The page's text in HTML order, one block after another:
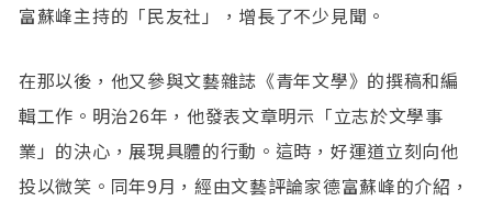
富蘇峰主持的「民友社」，增長了不少見聞。
在那以後，他又參與文藝雜誌《青年文學》的撰稿和編
輯工作。明治26年，他發表文章明示「立志於文學事
業」的決心，展現具體的行動。這時，好運道立刻向他
投以微笑。同年9月，經由文藝評論家德富蘇峰的介紹，